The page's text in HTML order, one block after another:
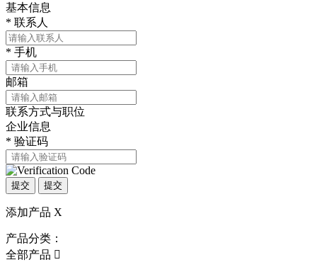
基本信息
* 联系人
* 手机
邮箱
联系方式与职位
企业信息
* 验证码
提交 提交
添加产品 X
产品分类：
全部产品 